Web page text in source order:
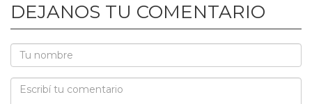
DEJANOS TU COMENTARIO